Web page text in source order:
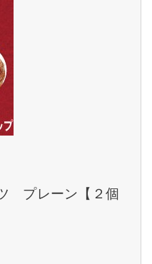
プレーン【２個